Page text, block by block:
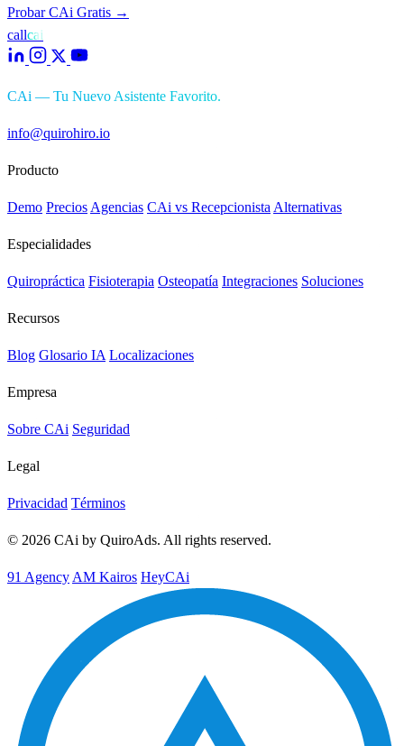
Probar CAi Gratis →
callcai
CAi — Tu Nuevo Asistente Favorito.
info@quirohiro.io
Producto
Demo Precios Agencias CAi vs Recepcionista Alternativas
Especialidades
Quiropráctica Fisioterapia Osteopatía Integraciones Soluciones
Recursos
Blog Glosario IA Localizaciones
Empresa
Sobre CAi Seguridad
Legal
Privacidad Términos
© 2026 CAi by QuiroAds. All rights reserved.
91 Agency AM Kairos HeyCAi